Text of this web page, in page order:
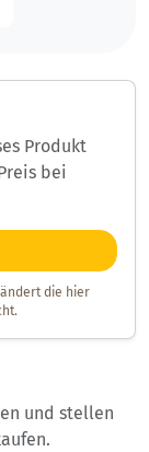
Produkt
bei
die hier
und stellen